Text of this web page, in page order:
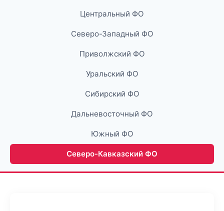
Центральный ФО
Северо-Западный ФО
Приволжский ФО
Уральский ФО
Сибирский ФО
Дальневосточный ФО
Южный ФО
Северо-Кавказский ФО